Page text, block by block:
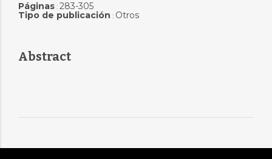
Páginas: 283-305
Tipo de publicación : Otros
Abstract